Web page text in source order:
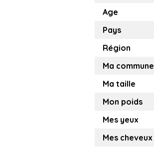
Age
Pays
Région
Ma commune
Ma taille
Mon poids
Mes yeux
Mes cheveux